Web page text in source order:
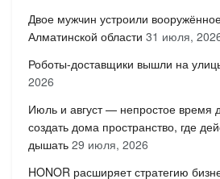
Двое мужчин устроили
Алматинской области 31 июля,
Роботы-доставщики вышли на
2026
Июль и август — непростое время
создать дома пространство, где
дышать 29 июля, 2026
HONOR расширяет стратегию